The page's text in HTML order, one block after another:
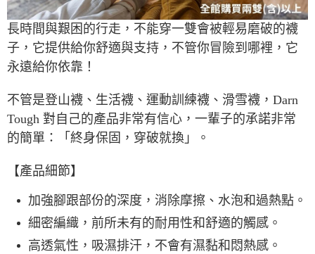
每筆NT$80，滿NT$490(含以上)免運費
離島宅配
每筆NT$80，滿NT$490(含以上)免運費
免運費
順豐貨運海外配送(運費買家自付，順豐交貨並收取運費) 查看運費
長時間與艱困的行走，不能穿一雙會被輕易磨破的襪
子，它提供給你舒適與支持，不管你冒險到哪裡，它
永遠給你依靠！
不管是登山襪、生活襪、運動訓練襪、滑雪襪，Darn
Tough 對自己的產品非常有信心，一輩子的承諾非常
的簡單：「終身保固，穿破就換」。
【產品細節】
加強腳跟部份的深度，消除摩擦、水泡和過熱點。
細密編織，前所未有的耐用性和舒適的觸感。
高透氣性，吸濕排汗，不會有濕黏和悶熱感。